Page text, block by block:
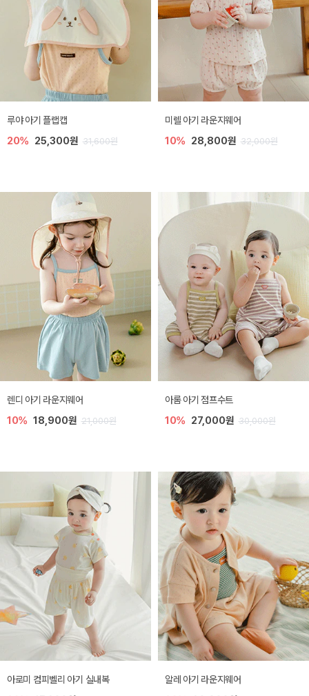
루야 아기 플랩캡
20% 25,300원 31,600원
미렐 아기 라운지웨어
10% 28,800원 32,000원
렌디 아기 라운지웨어
10% 18,900원 21,000원
아롬 아기 점프수트
10% 27,000원 30,000원
아로미 컴피벨리 아기 실내복 알레 아기 라운지웨어